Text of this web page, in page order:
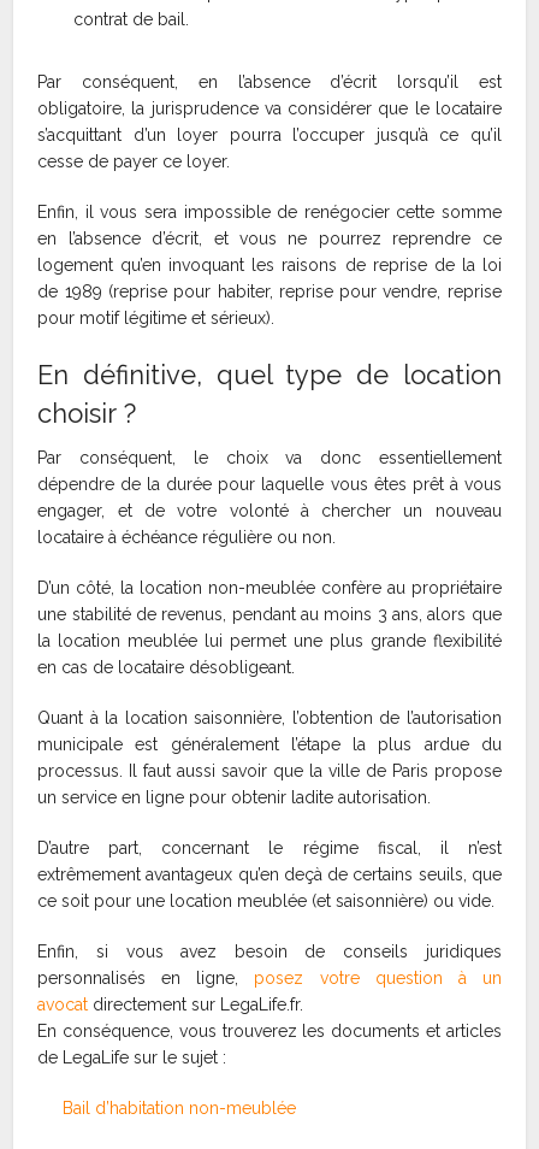
contrat de bail.
Par conséquent, en l’absence d’écrit lorsqu’il est
obligatoire, la jurisprudence va considérer que le locataire
s’acquittant d’un loyer pourra l’occuper jusqu’à ce qu’il
cesse de payer ce loyer.
Enfin, il vous sera impossible de renégocier cette somme
en l’absence d’écrit, et vous ne pourrez reprendre ce
logement qu’en invoquant les raisons de reprise de la loi
de 1989 (reprise pour habiter, reprise pour vendre, reprise
pour motif légitime et sérieux).
En définitive, quel type de location
choisir ?
Par conséquent, le choix va donc essentiellement
dépendre de la durée pour laquelle vous êtes prêt à vous
engager, et de votre volonté à chercher un nouveau
locataire à échéance régulière ou non.
D’un côté, la location non-meublée confère au propriétaire
une stabilité de revenus, pendant au moins 3 ans, alors que
la location meublée lui permet une plus grande flexibilité
en cas de locataire désobligeant.
Quant à la location saisonnière, l’obtention de l’autorisation
municipale est généralement l’étape la plus ardue du
processus. Il faut aussi savoir que la ville de Paris propose
un service en ligne pour obtenir ladite autorisation.
D’autre part, concernant le régime fiscal, il n’est
extrêmement avantageux qu’en deçà de certains seuils, que
ce soit pour une location meublée (et saisonnière) ou vide.
Enfin, si vous avez besoin de conseils juridiques
personnalisés en ligne, posez votre question à un
avocat directement sur LegaLife.fr.
En conséquence, vous trouverez les documents et articles
de LegaLife sur le sujet :
Bail d’habitation non-meublée